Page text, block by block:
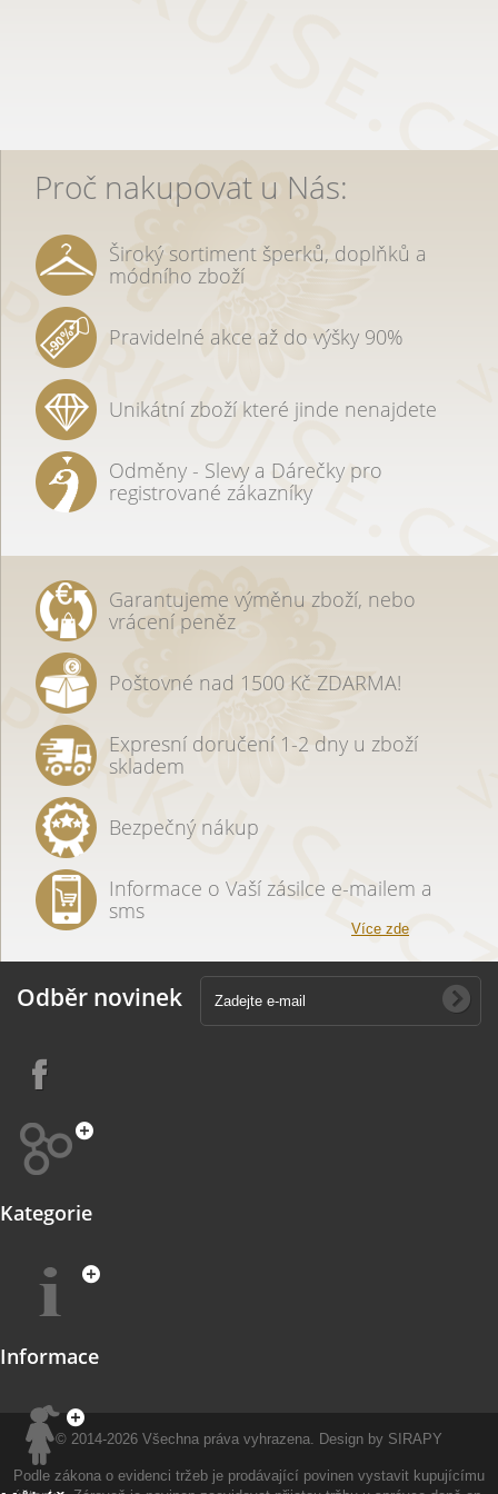
Proč nakupovat u Nás:
Široký sortiment šperků, doplňků a
módního zboží
Pravidelné akce až do výšky 90%
Unikátní zboží které jinde nenajdete
Odměny - Slevy a Dárečky pro
registrované zákazníky
Garantujeme výměnu zboží, nebo
vrácení peněz
Poštovné nad 1500 Kč ZDARMA!
Expresní doručení 1-2 dny u zboží
skladem
Bezpečný nákup
Informace o Vaší zásilce e-mailem a
sms
Více zde
Odběr novinek
Kategorie
Informace
© 2014-2026 Všechna práva vyhrazena. Design by SIRAPY
Podle zákona o evidenci tržeb je prodávající povinen vystavit kupujícímu